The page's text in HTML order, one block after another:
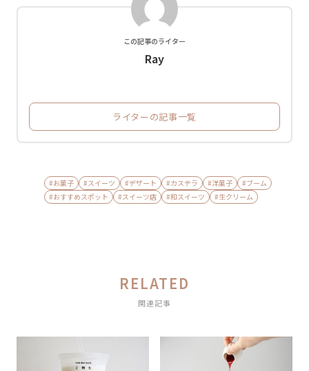
この記事のライター
Ray
ライターの記事一覧
#お菓子 #スイーツ #デザート #カステラ #洋菓子
#ブーム
#おすすめスポット
#スイーツ店 #和スイーツ #生クリーム
RELATED
関連記事